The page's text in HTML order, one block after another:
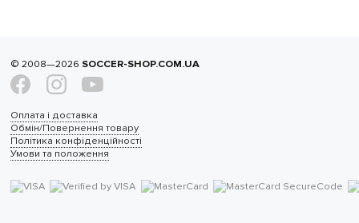
© 2008—2026 SOCCER-SHOP.COM.UA
Оплата і доставка
Обмін/Повернення товару
Політика конфіденційності
Умови та положення